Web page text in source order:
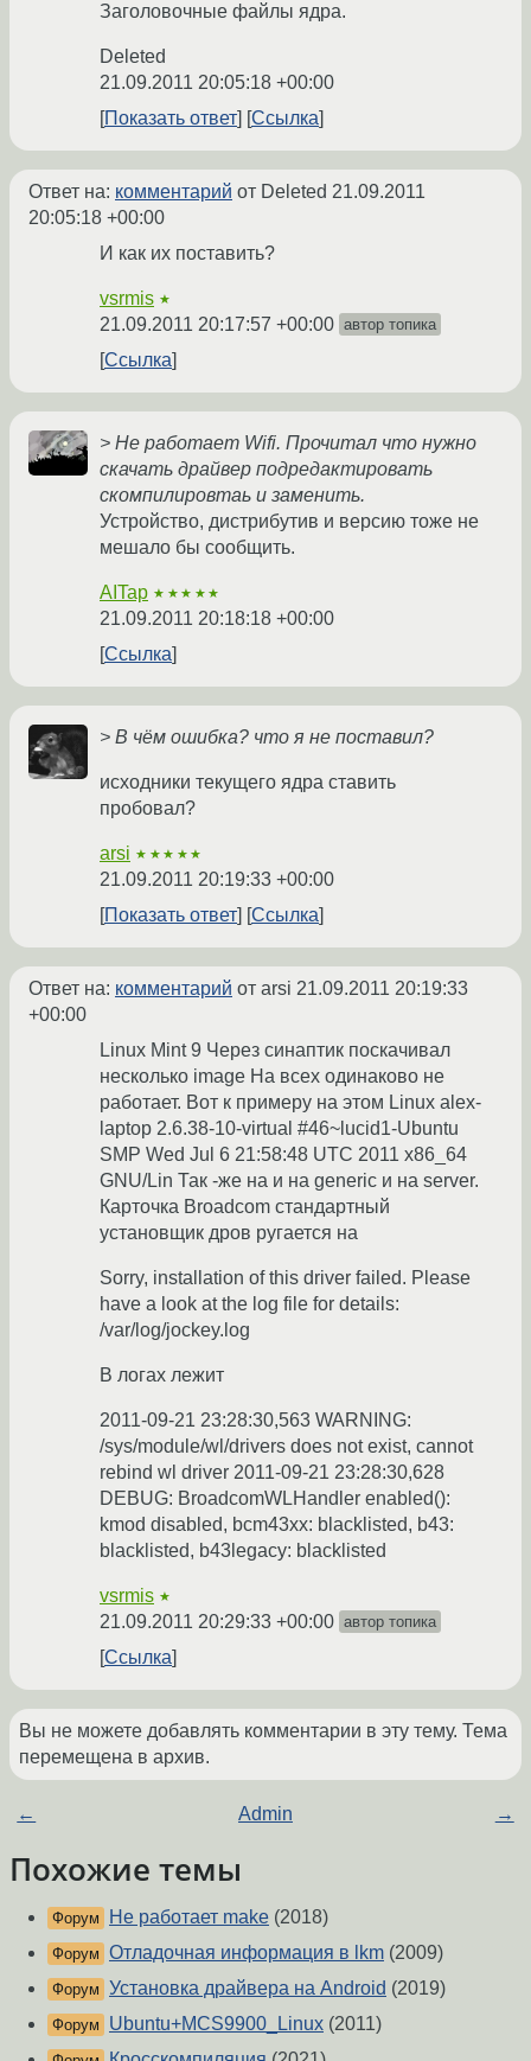
Заголовочные файлы ядра.
Deleted
21.09.2011 20:05:18 +00:00
Показать ответ
Ссылка
Ответ на: комментарий от Deleted 21.09.2011
20:05:18 +00:00
И как их поставить?
vsrmis ★
21.09.2011 20:17:57 +00:00 автор топика
Ссылка
> Не работает Wifi. Прочитал что нужно
скачать драйвер подредактировать
скомпилировтаь и заменить.
Устройство, дистрибутив и версию тоже не
мешало бы сообщить.
AITap ★★★★★
21.09.2011 20:18:18 +00:00
Ссылка
> В чём ошибка? что я не поставил?
исходники текущего ядра ставить
пробовал?
arsi ★★★★★
21.09.2011 20:19:33 +00:00
Показать ответ
Ссылка
Ответ на: комментарий от arsi 21.09.2011 20:19:33
+00:00
Linux Mint 9 Через синаптик поскачивал
несколько image На всех одинаково не
работает. Вот к примеру на этом Linux alex-
laptop 2.6.38-10-virtual #46~lucid1-Ubuntu
SMP Wed Jul 6 21:58:48 UTC 2011 x86_64
GNU/Lin Так -же на и на generic и на server.
Карточка Broadcom стандартный
установщик дров ругается на
Sorry, installation of this driver failed. Please
have a look at the log file for details:
/var/log/jockey.log
В логах лежит
2011-09-21 23:28:30,563 WARNING:
/sys/module/wl/drivers does not exist, cannot
rebind wl driver 2011-09-21 23:28:30,628
DEBUG: BroadcomWLHandler enabled():
kmod disabled, bcm43xx: blacklisted, b43:
blacklisted, b43legacy: blacklisted
vsrmis ★
21.09.2011 20:29:33 +00:00 автор топика
Ссылка
Вы не можете добавлять комментарии в эту тему. Тема
перемещена в архив.
← Admin →
Похожие темы
Форум Не работает make (2018)
Форум Отладочная информация в lkm (2009)
Форум Установка драйвера на Android (2019)
Форум Ubuntu+MCS9900_Linux (2011)